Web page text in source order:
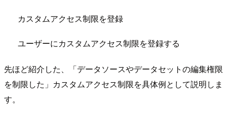
カスタムアクセス制限を登録
ユーザーにカスタムアクセス制限を登録する
先ほど紹介した、「データソースやデータセットの編集権限
を制限した」カスタムアクセス制限を具体例として説明しま
す。